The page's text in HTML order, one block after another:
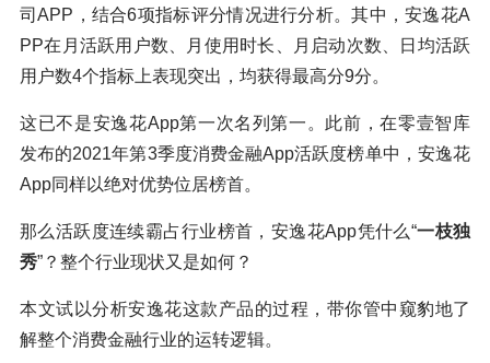
司APP，结合6项指标评分情况进行分析。其中，安逸花A
PP在月活跃用户数、月使用时长、月启动次数、日均活跃
用户数4个指标上表现突出，均获得最高分9分。
这已不是安逸花App第一次名列第一。此前，在零壹智库
发布的2021年第3季度消费金融App活跃度榜单中，安逸花
App同样以绝对优势位居榜首。
那么活跃度连续霸占行业榜首，安逸花App凭什么“一枝独
秀”？整个行业现状又是如何？
本文试以分析安逸花这款产品的过程，带你管中窥豹地了
解整个消费金融行业的运转逻辑。